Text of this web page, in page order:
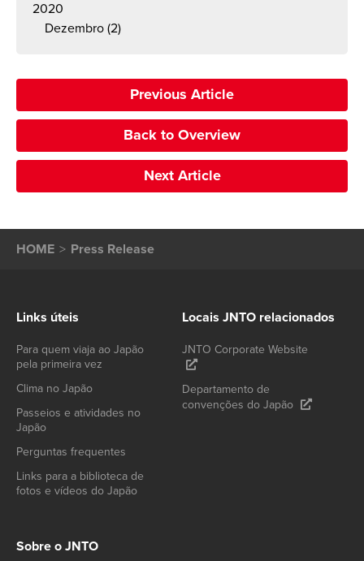
2020
Dezembro (2)
Previous Article
Back to Overview
Next Article
HOME Press Release
Links úteis
Para quem viaja ao Japão
pela primeira vez
Clima no Japão
Passeios e atividades no
Japão
Perguntas frequentes
Links para a biblioteca de
fotos e vídeos do Japão
Locais JNTO relacionados
JNTO Corporate Website
Departamento de
convenções do Japão
Sobre o JNTO